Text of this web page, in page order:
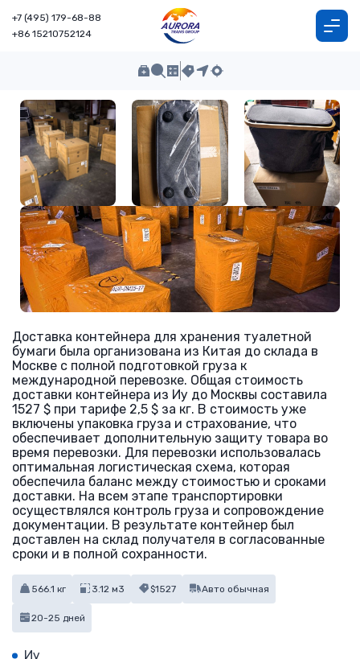
+7 (495) 179-68-88
+86 15210752124
Доставка контейнера для хранения туалетной
бумаги была организована из Китая до склада в
Москве с полной подготовкой груза к
международной перевозке. Общая стоимость
доставки контейнера из Иу до Москвы составила
1527 $ при тарифе 2,5 $ за кг. В стоимость уже
включены упаковка груза и страхование, что
обеспечивает дополнительную защиту товара во
время перевозки. Для перевозки использовалась
оптимальная логистическая схема, которая
обеспечила баланс между стоимостью и сроками
доставки. На всем этапе транспортировки
осуществлялся контроль груза и сопровождение
документации. В результате контейнер был
доставлен на склад получателя в согласованные
сроки и в полной сохранности.
566.1 кг 3.12 м3 $1527 Авто обычная
20-25 дней
Иу